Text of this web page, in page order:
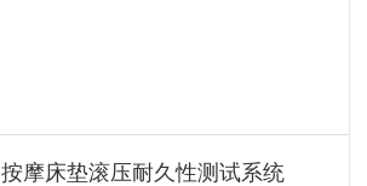
按摩床垫滚压耐久性测试系统